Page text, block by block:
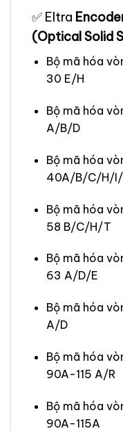
✅ Eltra
(Optical Solid
Bộ mã hóa
30 E/H
Bộ mã hóa
A/B/D
Bộ mã hóa
40A/B/C/H/
Bộ mã hóa
58 B/C/H/T
Bộ mã hóa
63 A/D/E
Bộ mã hóa
A/D
Bộ mã hóa
90A-115 A/R
Bộ mã hóa
90A-115A